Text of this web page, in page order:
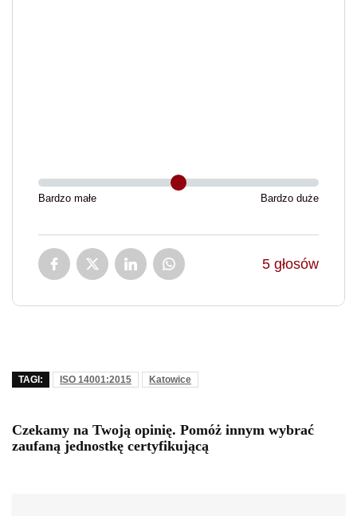
Bardzo małe Bardzo duże
5 głosów
TAGI: ISO 14001:2015 Katowice
Czekamy na Twoją opinię. Pomóż innym wybrać
zaufaną jednostkę certyfikującą